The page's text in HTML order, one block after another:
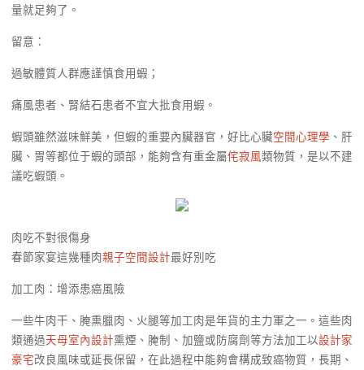
量就足夠了。
留意：
過敏體質人群應謹慎食用蝦；
痛風患者、腎結石患者不宜大批食用蝦。
蝦頭雖然滋味鮮美，但蝦的重要內臟器官，好比心臟空間心理學 、肝
臟、胃等都位于蝦的頭部，能夠含有重金屬侘寂風類物質，是以不建
議吃蝦頭。
肉吃不對很傷身
春節家宴這幾種肉親子空間設計最好別吃
加工肉：增添患癌風險
一些牛肉干、腌熏臘肉、火腿等加工肉是年貨的主力軍之一。這些肉
類通過天母室內設計熏煙、腌制、加鹽或防腐劑等方法加工以設計家
豪宅改良風味或延長保留，在此過程中能夠會構成致癌物質，長期、